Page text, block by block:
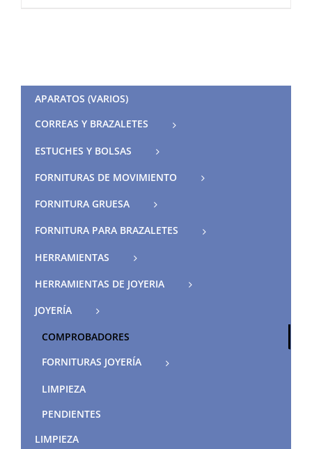
APARATOS (VARIOS)
CORREAS Y BRAZALETES
ESTUCHES Y BOLSAS
FORNITURAS DE MOVIMIENTO
FORNITURA GRUESA
FORNITURA PARA BRAZALETES
HERRAMIENTAS
HERRAMIENTAS DE JOYERIA
JOYERÍA
COMPROBADORES
FORNITURAS JOYERÍA
LIMPIEZA
PENDIENTES
LIMPIEZA